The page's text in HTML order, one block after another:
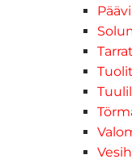
Tarrat
Tuolit